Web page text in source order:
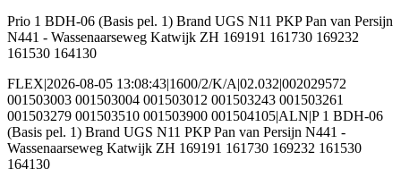
Prio 1 BDH-06 (Basis pel. 1) Brand UGS N11 PKP Pan van Persijn
N441 - Wassenaarseweg Katwijk ZH 169191 161730 169232
161530 164130
FLEX|2026-08-05 13:08:43|1600/2/K/A|02.032|002029572
001503003 001503004 001503012 001503243 001503261
001503279 001503510 001503900 001504105|ALN|P 1 BDH-06
(Basis pel. 1) Brand UGS N11 PKP Pan van Persijn N441 -
Wassenaarseweg Katwijk ZH 169191 161730 169232 161530
164130